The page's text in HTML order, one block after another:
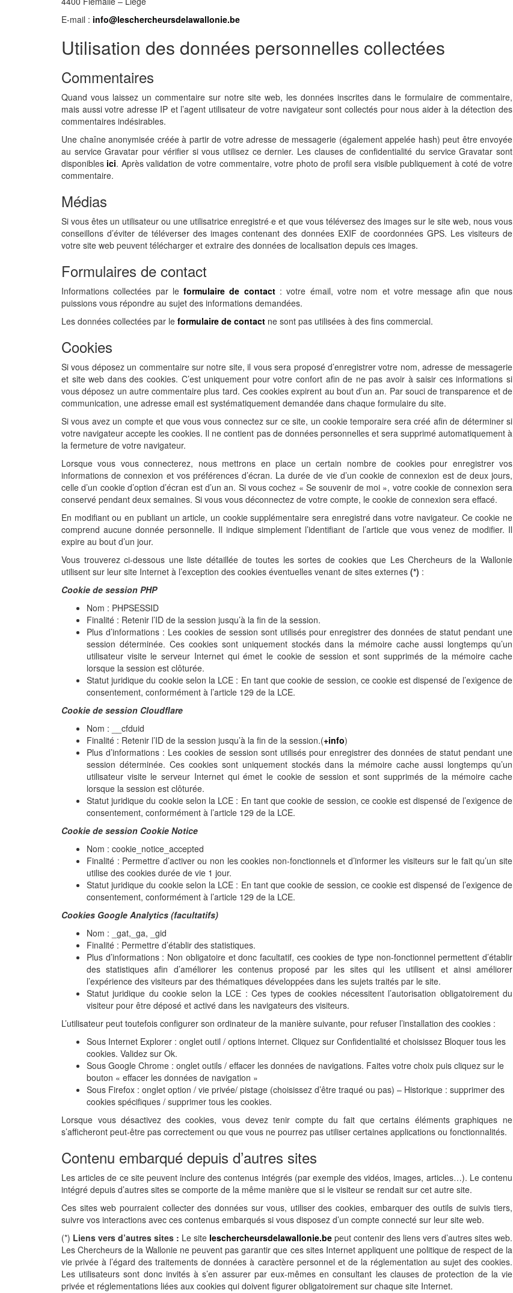
E-mail : info@leschercheursdelawallonie.be
Utilisation des données personnelles collectées
Commentaires
Quand vous laissez un commentaire sur notre site web, les données inscrites dans le formulaire de commentaire,
mais aussi votre adresse IP et l’agent utilisateur de votre navigateur sont collectés pour nous aider à la détection des
commentaires indésirables.
Une chaîne anonymisée créée à partir de votre adresse de messagerie (également appelée hash) peut être envoyée
au service Gravatar pour vérifier si vous utilisez ce dernier. Les clauses de confidentialité du service Gravatar sont
disponibles ici. Après validation de votre commentaire, votre photo de profil sera visible publiquement à coté de votre
commentaire.
Médias
Si vous êtes un utilisateur ou une utilisatrice enregistré·e et que vous téléversez des images sur le site web, nous vous
conseillons d’éviter de téléverser des images contenant des données EXIF de coordonnées GPS. Les visiteurs de
votre site web peuvent télécharger et extraire des données de localisation depuis ces images.
Formulaires de contact
Informations collectées par leformulaire de contact: votre émail, votre nom et votre message afin que nous
puissions vous répondre au sujet des informations demandées.
Les données collectées par le formulaire de contact ne sont pas utilisées à des fins commercial.
Cookies
Si vous déposez un commentaire sur notre site, il vous sera proposé d’enregistrer votre nom, adresse de messagerie
et site web dans des cookies. C’est uniquement pour votre confort afin de ne pas avoir à saisir ces informations si
vous déposez un autre commentaire plus tard. Ces cookies expirent au bout d’un an. Par souci de transparence et de
communication, une adresse email est systématiquement demandée dans chaque formulaire du site.
Si vous avez un compte et que vous vous connectez sur ce site, un cookie temporaire sera créé afin de déterminer si
votre navigateur accepte les cookies. Il ne contient pas de données personnelles et sera supprimé automatiquement à
la fermeture de votre navigateur.
Lorsque vous vous connecterez, nous mettrons en place un certain nombre de cookies pour enregistrer vos
informations de connexion et vos préférences d’écran. La durée de vie d’un cookie de connexion est de deux jours,
celle d’un cookie d’option d’écran est d’un an. Si vous cochez « Se souvenir de moi », votre cookie de connexion sera
conservé pendant deux semaines. Si vous vous déconnectez de votre compte, le cookie de connexion sera effacé.
En modifiant ou en publiant un article, un cookie supplémentaire sera enregistré dans votre navigateur. Ce cookie ne
comprend aucune donnée personnelle. Il indique simplement l’identifiant de l’article que vous venez de modifier. Il
expire au bout d’un jour.
Vous trouverez ci-dessous une liste détaillée de toutes les sortes de cookies que Les Chercheurs de la Wallonie
utilisent sur leur site Internet à l’exception des cookies éventuelles venant de sites externes (*) :
Cookie de session PHP
Nom : PHPSESSID
Finalité : Retenir l’ID de la session jusqu’à la fin de la session.
Plus d’informations : Les cookies de session sont utilisés pour enregistrer des données de statut pendant une
session déterminée. Ces cookies sont uniquement stockés dans la mémoire cache aussi longtemps qu’un
utilisateur visite le serveur Internet qui émet le cookie de session et sont supprimés de la mémoire cache
lorsque la session est clôturée.
Statut juridique du cookie selon la LCE : En tant que cookie de session, ce cookie est dispensé de l’exigence de
consentement, conformément à l’article 129 de la LCE.
Cookie de session Cloudflare
Nom : __cfduid
Finalité : Retenir l’ID de la session jusqu’à la fin de la session.(+info)
Plus d’informations : Les cookies de session sont utilisés pour enregistrer des données de statut pendant une
session déterminée. Ces cookies sont uniquement stockés dans la mémoire cache aussi longtemps qu’un
utilisateur visite le serveur Internet qui émet le cookie de session et sont supprimés de la mémoire cache
lorsque la session est clôturée.
Statut juridique du cookie selon la LCE : En tant que cookie de session, ce cookie est dispensé de l’exigence de
consentement, conformément à l’article 129 de la LCE.
Cookie de session Cookie Notice
Nom : cookie_notice_accepted
Finalité : Permettre d’activer ou non les cookies non-fonctionnels et d’informer les visiteurs sur le fait qu’un site
utilise des cookies durée de vie 1 jour.
Statut juridique du cookie selon la LCE : En tant que cookie de session, ce cookie est dispensé de l’exigence de
consentement, conformément à l’article 129 de la LCE.
Cookies Google Analytics (facultatifs)
Nom : _gat,_ga, _gid
Finalité : Permettre d’établir des statistiques.
Plus d’informations : Non obligatoire et donc facultatif, ces cookies de type non-fonctionnel permettent d’établir
des statistiques afin d’améliorer les contenus proposé par les sites qui les utilisent et ainsi améliorer
l’expérience des visiteurs par des thématiques développées dans les sujets traités par le site.
Statut juridique du cookie selon la LCE : Ces types de cookies nécessitent l’autorisation obligatoirement du
visiteur pour être déposé et activé dans les navigateurs des visiteurs.
L’utilisateur peut toutefois configurer son ordinateur de la manière suivante, pour refuser l’installation des cookies :
Sous Internet Explorer : onglet outil / options internet. Cliquez sur Confidentialité et choisissez Bloquer tous les
cookies. Validez sur Ok.
Sous Google Chrome : onglet outils / effacer les données de navigations. Faites votre choix puis cliquez sur le
bouton « effacer les données de navigation »
Sous Firefox : onglet option / vie privée/ pistage (choisissez d’être traqué ou pas) – Historique : supprimer des
cookies spécifiques / supprimer tous les cookies.
Lorsque vous désactivez des cookies, vous devez tenir compte du fait que certains éléments graphiques ne
s’afficheront peut-être pas correctement ou que vous ne pourrez pas utiliser certaines applications ou fonctionnalités.
Contenu embarqué depuis d’autres sites
Les articles de ce site peuvent inclure des contenus intégrés (par exemple des vidéos, images, articles…). Le contenu
intégré depuis d’autres sites se comporte de la même manière que si le visiteur se rendait sur cet autre site.
Ces sites web pourraient collecter des données sur vous, utiliser des cookies, embarquer des outils de suivis tiers,
suivre vos interactions avec ces contenus embarqués si vous disposez d’un compte connecté sur leur site web.
(*) Liens vers d’autres sites : Le site leschercheursdelawallonie.be peut contenir des liens vers d’autres sites web.
Les Chercheurs de la Wallonie ne peuvent pas garantir que ces sites Internet appliquent une politique de respect de la
vie privée à l’égard des traitements de données à caractère personnel et de la réglementation au sujet des cookies.
Les utilisateurs sont donc invités à s’en assurer par eux-mêmes en consultant les clauses de protection de la vie
privée et réglementations liées aux cookies qui doivent figurer obligatoirement sur chaque site Internet.